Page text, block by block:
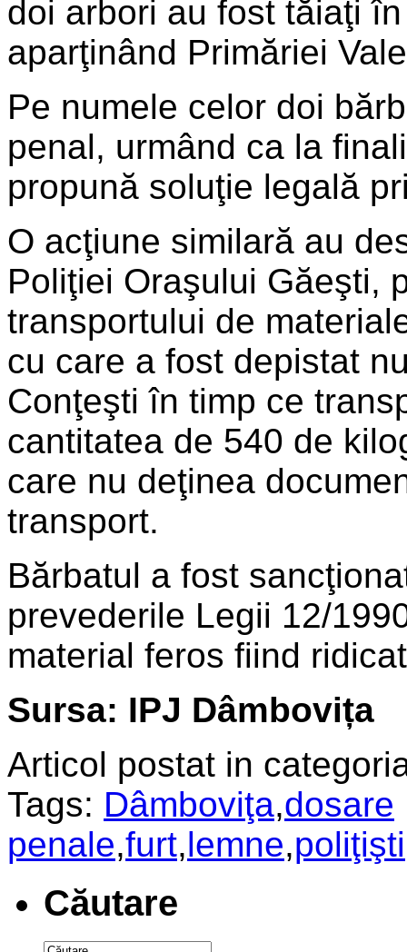
doi arbori au fost tăiaţi
aparţinând Primăriei
Pe numele celor doi
penal, urmând ca la
propună soluţie legală
O acţiune similară au
Poliţiei Oraşului Găeşti,
transportului de
cu care a fost depistat
Conţeşti în timp ce
cantitatea de 540 de
care nu deţinea
transport.
Bărbatul a fost
prevederile Legii 12/
material feros fiind
Sursa: IPJ Dâmbovița
Articol postat in
Tags: Dâmboviţa,dosare
penale,furt,lemne,poliţişti
Căutare